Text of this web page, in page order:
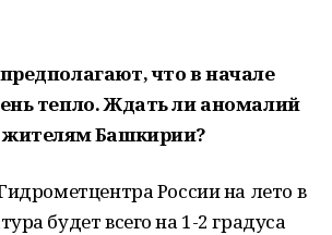
что в начале
тепло. Ждать ли аномалий
жителям Башкирии?
России на лето в
будет всего на 1-2 градуса